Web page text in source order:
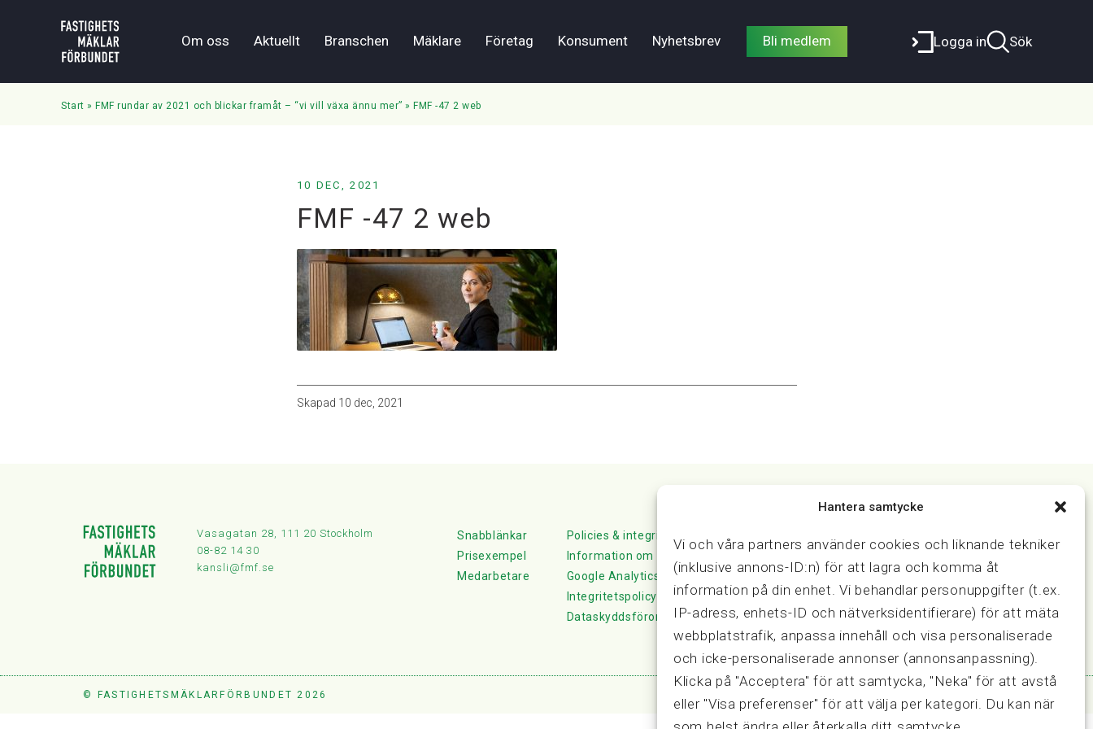
Hantera samtycke
Vi och våra partners använder cookies och liknande tekniker
(inklusive annons-ID:n) för att lagra och komma åt
information på din enhet. Vi behandlar personuppgifter (t.ex.
IP-adress, enhets-ID och nätverksidentifierare) för att mäta
webbplatstrafik, anpassa innehåll och visa personaliserade
och icke-personaliserade annonser (annonsanpassning).
Klicka på "Acceptera" för att samtycka, "Neka" för att avstå
eller "Visa preferenser" för att välja per kategori. Du kan när
Om oss Aktuellt Branschen Mäklare Företag Konsument Nyhetsbrev Bli medlem Logga in Sök
Start » FMF rundar av 2021 och blickar framåt – “vi vill växa ännu mer” » FMF -47 2 web
10 DEC, 2021
FMF -47 2 web
Skapad 10 dec, 2021
Vasagatan 28, 111 20 Stockholm
08-82 14 30
kansli@fmf.se
Snabblänkar
Prisexempel
Medarbetare
Policies & integritet
Information om Cookie-hantering och
Google Analytics
Integritetspolicy
Dataskyddsförordningen
Fastighetsmäklarinspektionen
FRN, Fastighetsmarknadens
reklamationsnämnd
© FASTIGHETSMÄKLARFÖRBUNDET 2026